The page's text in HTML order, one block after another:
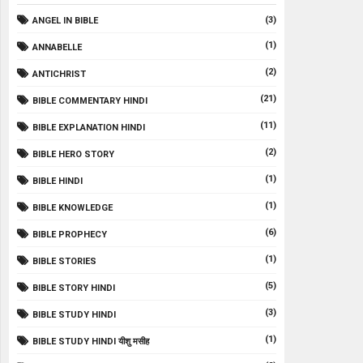
ANGEL IN BIBLE (3)
ANNABELLE (1)
ANTICHRIST (2)
BIBLE COMMENTARY HINDI (21)
BIBLE EXPLANATION HINDI (11)
BIBLE HERO STORY (2)
BIBLE HINDI (1)
BIBLE KNOWLEDGE (1)
BIBLE PROPHECY (6)
BIBLE STORIES (1)
BIBLE STORY HINDI (5)
BIBLE STUDY HINDI (3)
BIBLE STUDY HINDI यीशु मसीह (1)